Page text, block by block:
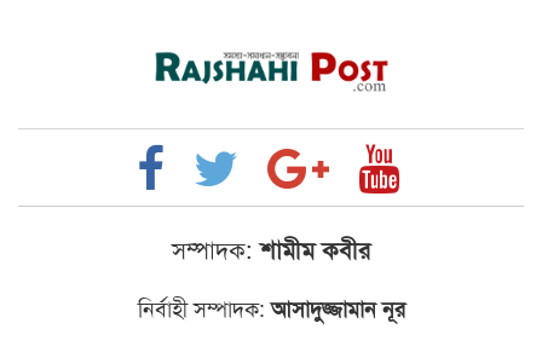
সম্পাদক: শামীম কবীর
নির্বাহী সম্পাদক:আসাদুজ্জামান নূর